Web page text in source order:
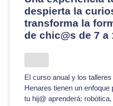
despierta la
transforma la
de chic@s de 7 a
El curso anual y los
Henares tienen un
tu hij@ aprenderá: